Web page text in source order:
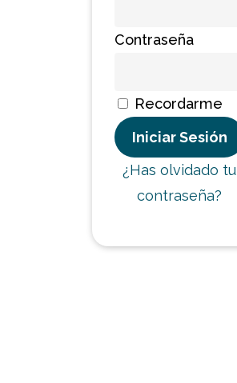
Contraseña
Recordarme
¿Has olvidado tu
contraseña?